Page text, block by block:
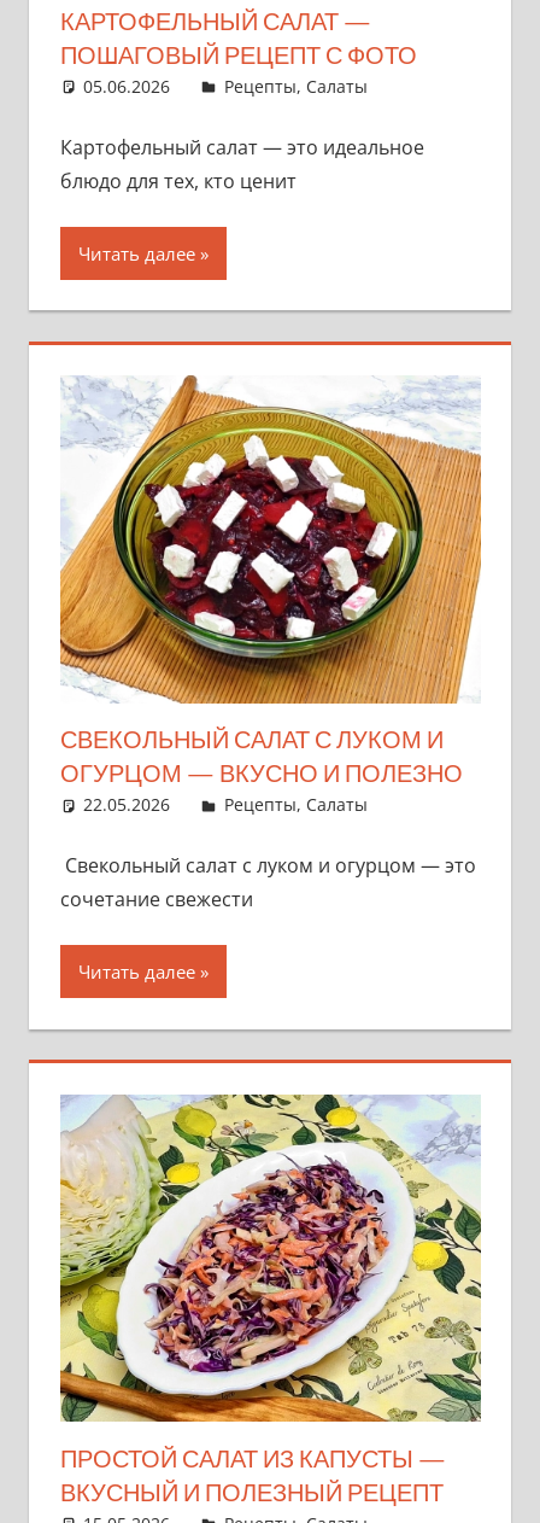
КАРТОФЕЛЬНЫЙ САЛАТ —
ПОШАГОВЫЙ РЕЦЕПТ С ФОТО
05.06.2026 admin
Рецепты, Салаты
Картофельный салат — это идеальное
блюдо для тех, кто ценит
Читать далее
СВЕКОЛЬНЫЙ САЛАТ С ЛУКОМ И
ОГУРЦОМ — ВКУСНО И ПОЛЕЗНО
22.05.2026 admin
Рецепты, Салаты
Свекольный салат с луком и огурцом — это
сочетание свежести
Читать далее
ПРОСТОЙ САЛАТ ИЗ КАПУСТЫ —
ВКУСНЫЙ И ПОЛЕЗНЫЙ РЕЦЕПТ